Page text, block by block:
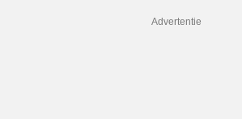
Advertentie